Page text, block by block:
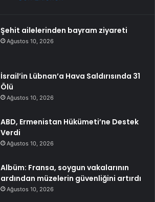
Şehit ailelerinden bayram ziyareti
Ağustos 10, 2026
İsrail’in Lübnan’a Hava Saldırısında 31
Ölü
Ağustos 10, 2026
ABD, Ermenistan Hükümeti’ne Destek
Verdi
Ağustos 10, 2026
Albüm: Fransa, soygun vakalarının
ardından müzelerin güvenliğini artırdı
Ağustos 10, 2026